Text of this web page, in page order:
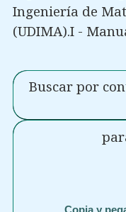
Ingeniería de
(UDIMA).I -
Buscar por